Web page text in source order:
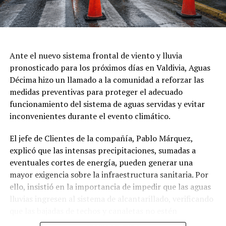
cercanías del río Calle Calle, a mantenerse informados a
través de los canales oficiales, evitar exponerse a
Post Views: 37
Ante el nuevo sistema frontal de viento y lluvia
pronosticado para los próximos días en Valdivia, Aguas
Décima hizo un llamado a la comunidad a reforzar las
medidas preventivas para proteger el adecuado
funcionamiento del sistema de aguas servidas y evitar
inconvenientes durante el evento climático.
El jefe de Clientes de la compañía, Pablo Márquez,
explicó que las intensas precipitaciones, sumadas a
eventuales cortes de energía, pueden generar una
mayor exigencia sobre la infraestructura sanitaria. Por
ello, insistió en la importancia de impedir que las aguas
lluvias ingresen al sistema de alcantarillado, verificando
conectadas a las cámaras domiciliarias.